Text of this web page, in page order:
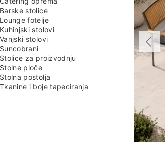
Barske stolice
Lounge fotelje
Kuhinjski stolovi
Vanjski stolovi
Suncobrani
Stolice za proizvodnju
Stolne ploče
Stolna postolja
Tkanine i boje tapeciranja